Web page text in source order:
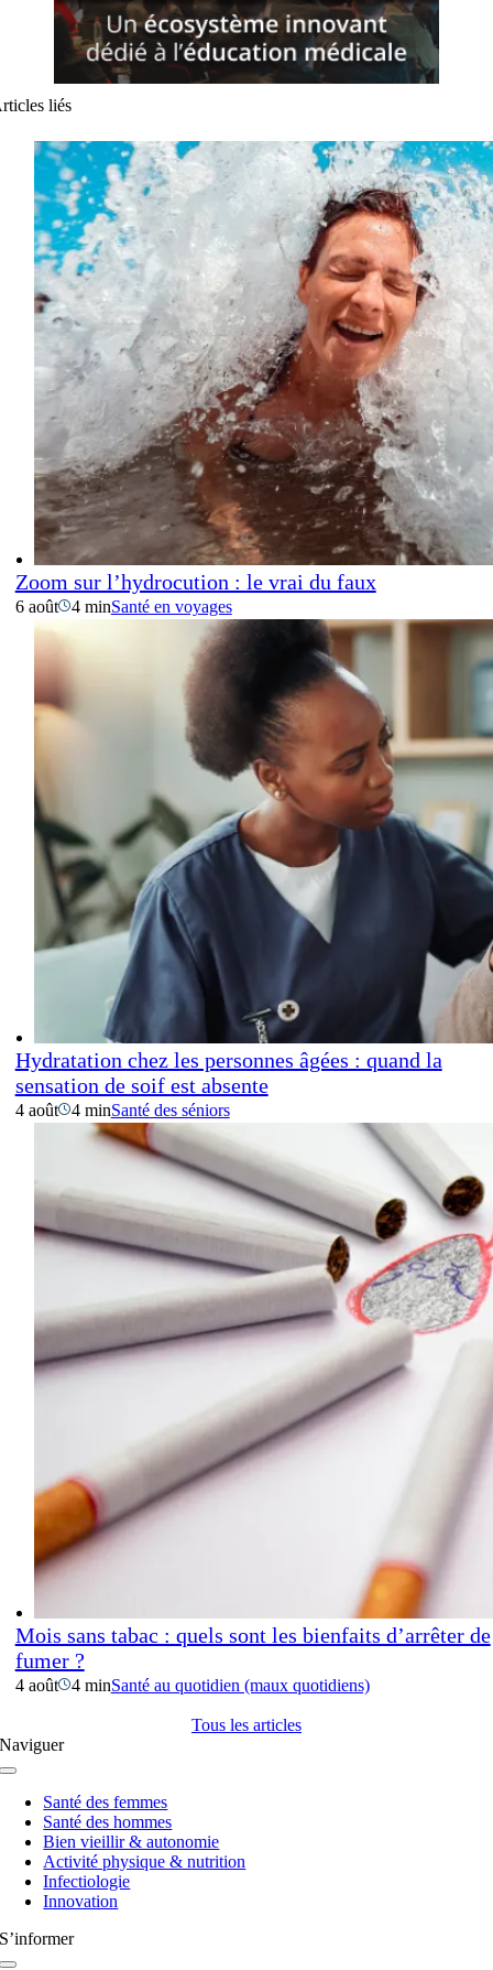
liés
Zoom sur l’hydrocution : le vrai du faux
6 août 4 minSanté en voyages
Hydratation chez les personnes âgées : quand la
sensation de soif est absente
4 août 4 minSanté des séniors
Mois sans tabac : quels sont les bienfaits d’arrêter de
fumer ?
4 août 4 minSanté au quotidien (maux quotidiens)
Tous les articles
Naviguer
Navigation
basculeSanté des femmes
Santé des hommes
Bien vieillir & autonomie
Activité physique & nutrition
Infectiologie
Innovation
S’informer